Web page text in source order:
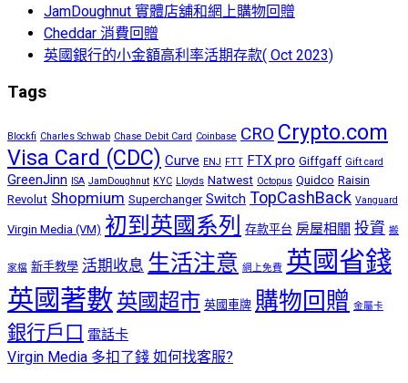
JamDoughnut 實體店舖和網上購物回贈
Cheddar 消費回贈
英國銀行的小金額高利率活期存款( Oct 2023)
Tags
Blockfi Charles Schwab Chase Debit Card Coinbase CRO Crypto.com
Visa Card (CDC) Curve ENJ FTT FTX pro Giffgaff Gift card
GreenJinn ISA JamDoughnut KYC Lloyds Natwest Octopus Quidco Raisin
Revolut Shopmium Superchanger Switch TopCashBack Vanguard
Virgin Media (VM) 初到英國系列 存款平台 房屋相關 投資 搬
家檔 新手教學 活期收息 生活注意 網上免費 英國省錢
英國著數英國超市 英國車牌 購物回贈 金屬卡
銀行戶口 電話卡
Virgin Media 多扣了錢 如何找客服?